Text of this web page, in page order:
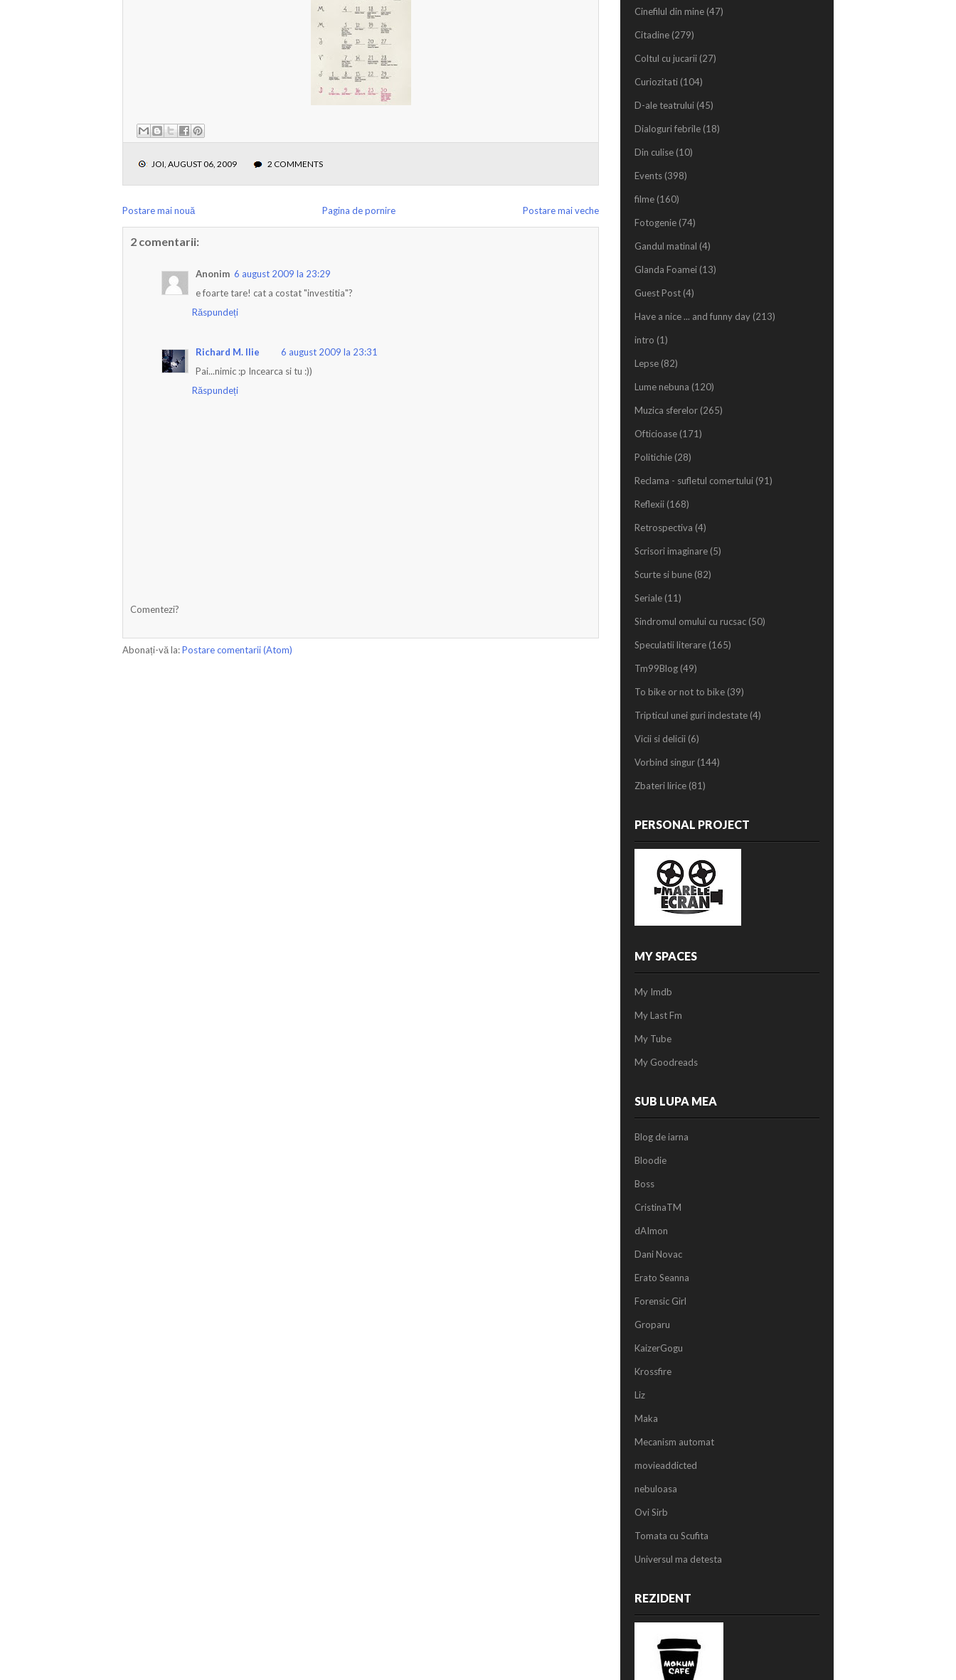
JOI, AUGUST 06, 2009 2 COMMENTS
Postare mai nouă Postare mai veche
Pagina de pornire
2 comentarii:
Anonim 6 august 2009 la 23:29
e foarte tare! cat a costat "investitia"?
Răspundeți
Richard M. Ilie
6 august 2009 la 23:31
Pai...nimic :p Incearca si tu :))
Răspundeți
Comentezi?
Abonați-vă la:Postare comentarii (Atom)
Cinefilul din mine (47)
Citadine (279)
Coltul cu jucarii (27)
Curiozitati (104)
D-ale teatrului (45)
Dialoguri febrile (18)
Din culise (10)
Events (398)
filme (160)
Fotogenie (74)
Gandul matinal (4)
Glanda Foamei (13)
Guest Post (4)
Have a nice ... and funny day (213)
intro (1)
Lepse (82)
Lume nebuna (120)
Muzica sferelor (265)
Ofticioase (171)
Politichie (28)
Reclama - sufletul comertului (91)
Reflexii (168)
Retrospectiva (4)
Scrisori imaginare (5)
Scurte si bune (82)
Seriale (11)
Sindromul omului cu rucsac (50)
Speculatii literare (165)
Tm99Blog (49)
To bike or not to bike (39)
Tripticul unei guri inclestate (4)
Vicii si delicii (6)
Vorbind singur (144)
Zbateri lirice (81)
PERSONAL PROJECT
MY SPACES
My Imdb
My Last Fm
My Tube
My Goodreads
SUB LUPA MEA
Blog de iarna
Bloodie
Boss
CristinaTM
dAImon
Dani Novac
Erato Seanna
Forensic Girl
Groparu
KaizerGogu
Krossfire
Liz
Maka
Mecanism automat
movieaddicted
nebuloasa
Ovi Sirb
Tomata cu Scufita
Universul ma detesta
REZIDENT